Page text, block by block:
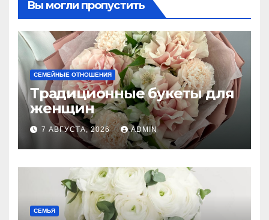
Вы могли пропустить
СЕМЕЙНЫЕ ОТНОШЕНИЯ
Традиционные букеты для
женщин
7 АВГУСТА, 2026 ADMIN
СЕМЬЯ